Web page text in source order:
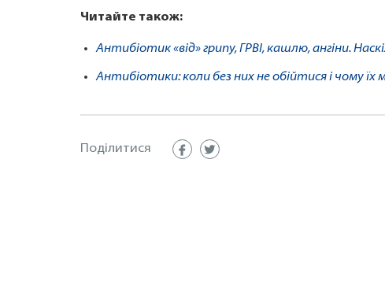
Читайте також:
Антибіотик «від» грипу, ГРВІ, кашлю, ангіни.
Антибіотики: коли без них не обійтися і чому
Поділитися